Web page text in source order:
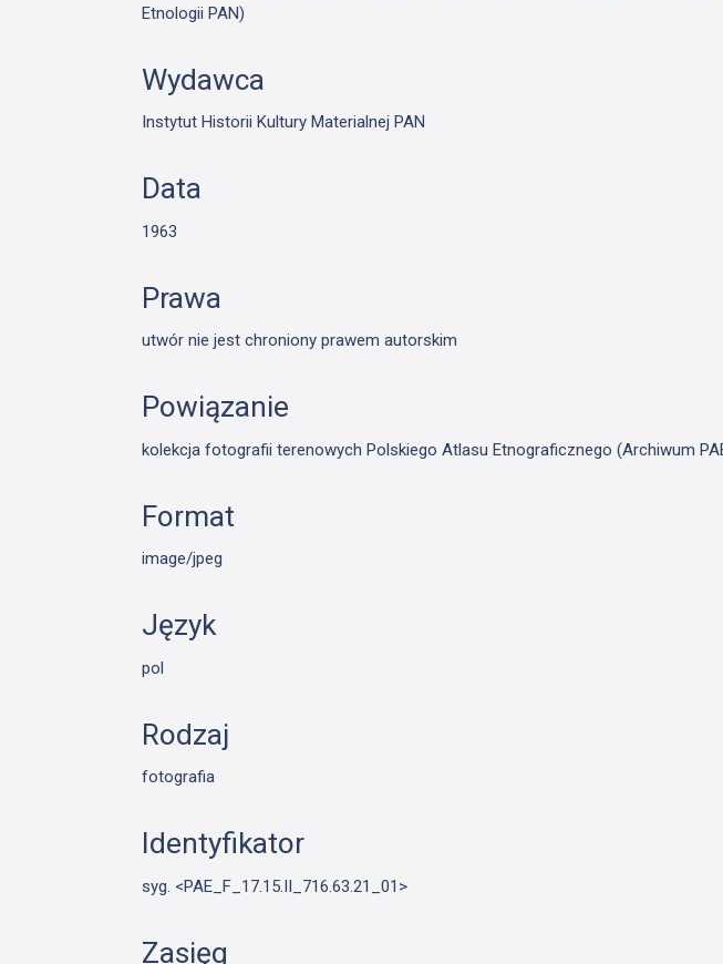
Etnologii PAN)
Wydawca
Instytut Historii Kultury Materialnej PAN
Data
1963
Prawa
utwór nie jest chroniony prawem autorskim
Powiązanie
kolekcja fotografii terenowych Polskiego Atlasu Etnograficznego (Archiwum
Format
image/jpeg
Język
pol
Rodzaj
fotografia
Identyfikator
syg. <PAE_F_17.15.II_716.63.21_01>
Zasięg